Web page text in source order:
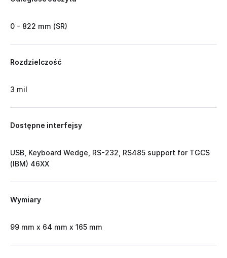
0 - 822 mm (SR)
Rozdzielczość
3 mil
Dostępne interfejsy
USB, Keyboard Wedge, RS-232, RS485 support for TGCS
(IBM) 46XX
Wymiary
99 mm x 64 mm x 165 mm